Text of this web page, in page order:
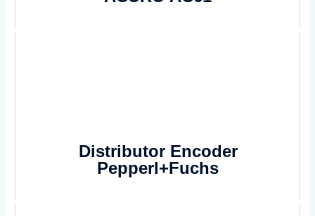
Distributor Encoder
Pepperl+Fuchs